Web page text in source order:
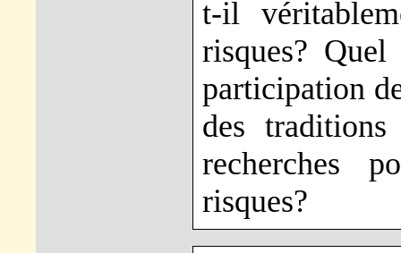
t-il
risques?
participation
des
recherches
risques?